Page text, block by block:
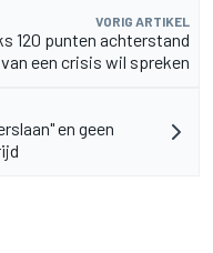
VORIG ARTIKEL
120 punten achterstand
een crisis wil spreken
en geen